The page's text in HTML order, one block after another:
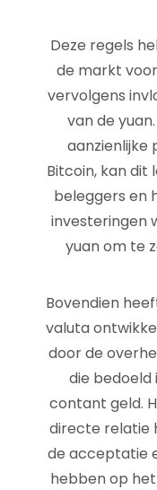
Deze regels
de markt
vervolgens
van de
aanzienlijke
Bitcoin, kan dit
beleggers en
investeringen
yuan om te
Bovendien
valuta
door de
die bedoeld
contant geld.
directe relatie
de acceptatie
hebben op